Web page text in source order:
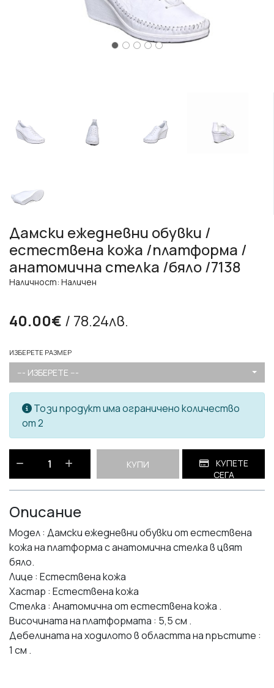
Дамски ежедневни обувки /
естествена кожа /платформа /
анатомична стелка /бяло /7138
Наличност: Наличен
40.00€ / 78.24лв.
ИЗБЕРЕТЕ РАЗМЕР
--- ИЗБЕРЕТЕ ---
Този продукт има ограничено количество
от 2
КУПИ
КУПЕТЕ
СЕГА
Описание
Модел : Дамски ежедневни обувки от естествена
кожа на платформа с анатомична стелка в цвят
бяло.
Лице : Естествена кожа
Хастар : Естествена кожа
Стелка : Анатомична от естествена кожа .
Височината на платформата : 5,5 см .
Дебелината на ходилото в областта на пръстите :
1 см .